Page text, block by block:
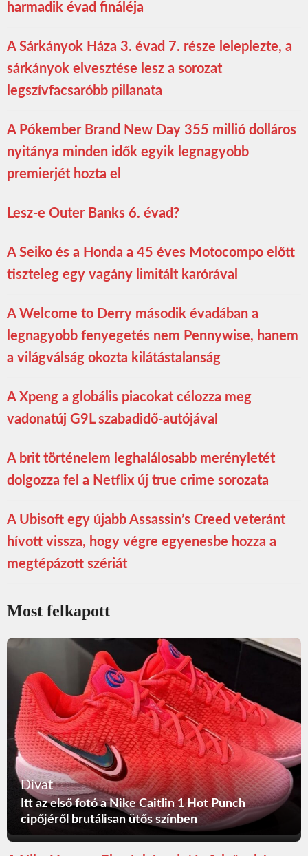
harmadik évad fináléja
A Sárkányok Háza 3. évad 7. része leleplezte, a
sárkányok elvesztése lesz a sorozat
legszívfacsaróbb pillanata
A Pókember Brand New Day 355 millió dolláros
nyitánya minden idők egyik legnagyobb
premierjét hozta el
Lesz-e Outer Banks 6. évad?
A Seiko és a Honda a 45 éves Motocompo előtt
tiszteleg egy vagány limitált karórával
A Welcome to Derry második évadában a
legnagyobb fenyegetés nem Pennywise, hanem
a világválság okozta kilátástalanság
A Xpeng a globális piacokat célozza meg
vadonatúj G9L szabadidő-autójával
A brit történelem leghalálosabb merényletét
dolgozza fel a Netflix új true crime sorozata
A Ubisoft egy újabb Assassin’s Creed veteránt
hívott vissza, hogy végre egyenesbe hozza a
megtépázott szériát
Most felkapott
Divat
Itt az első fotó a Nike Caitlin 1 Hot Punch
cipőjéről brutálisan ütős színben